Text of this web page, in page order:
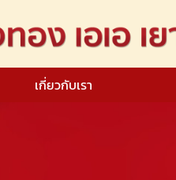
เกี่ยวกับเรา